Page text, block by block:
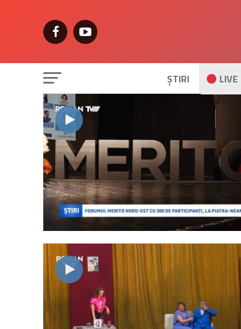
ȘTIRI LIVE